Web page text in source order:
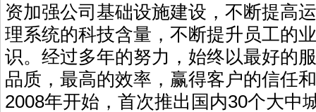
资加强公司基础设施建设，不断提高
理系统的科技含量，不断提升员工的
识。经过多年的努力，始终以最好的
品质，最高的效率，赢得客户的信任
2008年开始，首次推出国内30个大中